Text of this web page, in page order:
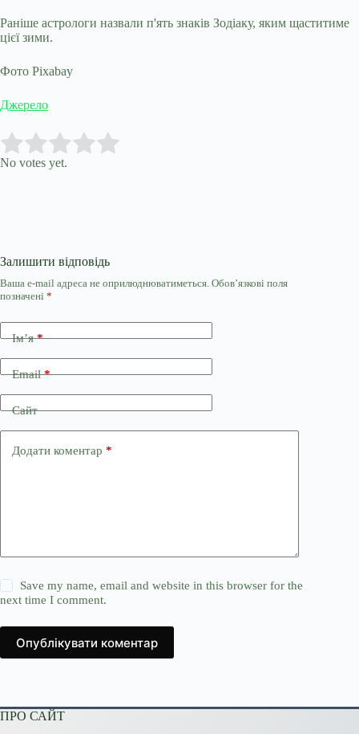
Раніше астрологи назвали п'ять знаків Зодіаку, яким щаститиме
цієї зими.
Фото Pixabay
Джерело
Rate this item:
No votes yet.
Залишити відповідь
Ваша e-mail адреса не оприлюднюватиметься. Обов’язкові поля
позначені *
Ім’я*
Email*
Сайт
Додати коментар *
Save my name, email and website in this browser for the
next time I comment.
Опублікувати коментар
ПРО САЙТ